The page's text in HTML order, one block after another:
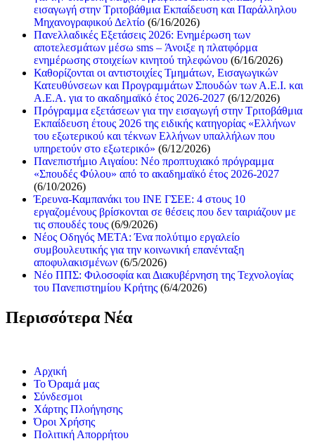
εισαγωγή στην Τριτοβάθμια Εκπαίδευση και Παράλληλου
Μηχανογραφικού Δελτίο (6/16/2026)
Πανελλαδικές Εξετάσεις 2026: Ενημέρωση των
αποτελεσμάτων μέσω sms – Άνοιξε η πλατφόρμα
ενημέρωσης στοιχείων κινητού τηλεφώνου (6/16/2026)
Καθορίζονται οι αντιστοιχίες Τμημάτων, Εισαγωγικών
Κατευθύνσεων και Προγραμμάτων Σπουδών των Α.Ε.Ι. και
Α.Ε.Α. για το ακαδημαϊκό έτος 2026-2027 (6/12/2026)
Πρόγραμμα εξετάσεων για την εισαγωγή στην Τριτοβάθμια
Εκπαίδευση έτους 2026 της ειδικής κατηγορίας «Ελλήνων
του εξωτερικού και τέκνων Ελλήνων υπαλλήλων που
υπηρετούν στο εξωτερικό» (6/12/2026)
Πανεπιστήμιο Αιγαίου: Νέο προπτυχιακό πρόγραμμα
«Σπουδές Φύλου» από το ακαδημαϊκό έτος 2026-2027
(6/10/2026)
Έρευνα-Καμπανάκι του ΙΝΕ ΓΣΕΕ: 4 στους 10
εργαζομένους βρίσκονται σε θέσεις που δεν ταιριάζουν με
τις σπουδές τους (6/9/2026)
Νέος Οδηγός ΜΕΤΑ: Ένα πολύτιμο εργαλείο
συμβουλευτικής για την κοινωνική επανένταξη
αποφυλακισμένων (6/5/2026)
Νέο ΠΠΣ: Φιλοσοφία και Διακυβέρνηση της Τεχνολογίας
του Πανεπιστημίου Κρήτης (6/4/2026)
Περισσότερα Νέα
Αρχική
Το Όραμά μας
Σύνδεσμοι
Χάρτης Πλοήγησης
Όροι Χρήσης
Πολιτική Απορρήτου